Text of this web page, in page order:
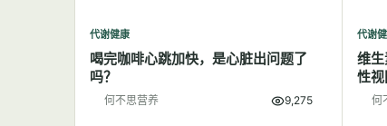
代谢健康
喝完咖啡心跳加快，是心脏出问题了
吗？
何不思营养 9,275
代谢
维
性
何